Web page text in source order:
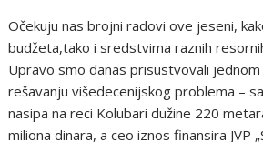
Očekuju nas brojni radovi ove jeseni,
budžeta,tako i sredstvima raznih
Upravo smo danas prisustvovali
rešavanju višedecenijskog problema –
nasipa na reci Kolubari dužine 220
miliona dinara, a ceo iznos finansira JVP